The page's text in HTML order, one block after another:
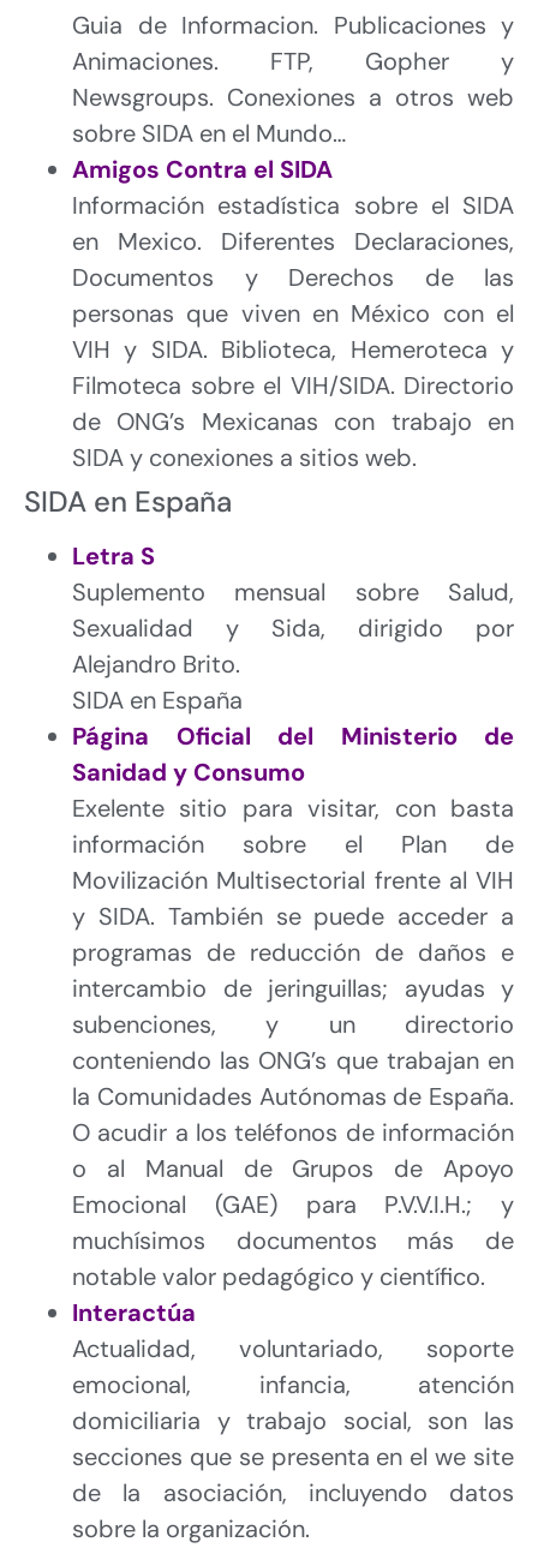
Guia de Informacion. Publicaciones y
Animaciones. FTP, Gopher y
Newsgroups. Conexiones a otros web
sobre SIDA en el Mundo…
Amigos Contra el SIDA
Información estadística sobre el SIDA
en Mexico. Diferentes Declaraciones,
Documentos y Derechos de las
personas que viven en México con el
VIH y SIDA. Biblioteca, Hemeroteca y
Filmoteca sobre el VIH/SIDA. Directorio
de ONG’s Mexicanas con trabajo en
SIDA y conexiones a sitios web.
SIDA en España
Letra S
Suplemento mensual sobre Salud,
Sexualidad y Sida, dirigido por
Alejandro Brito.
SIDA en España
Página Oficial del Ministerio de
Sanidad y Consumo
Exelente sitio para visitar, con basta
información sobre el Plan de
Movilización Multisectorial frente al VIH
y SIDA. También se puede acceder a
programas de reducción de daños e
intercambio de jeringuillas; ayudas y
subenciones, y un directorio
conteniendo las ONG’s que trabajan en
la Comunidades Autónomas de España.
O acudir a los teléfonos de información
o al Manual de Grupos de Apoyo
Emocional (GAE) para P.V.V.I.H.; y
muchísimos documentos más de
notable valor pedagógico y científico.
Interactúa
Actualidad, voluntariado, soporte
emocional, infancia, atención
domiciliaria y trabajo social, son las
secciones que se presenta en el we site
de la asociación, incluyendo datos
sobre la organización.